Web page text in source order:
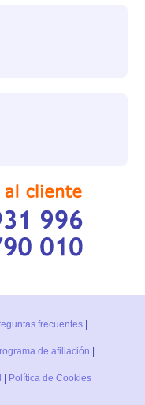
frecuentes|
de afiliación |
| Política de Cookies